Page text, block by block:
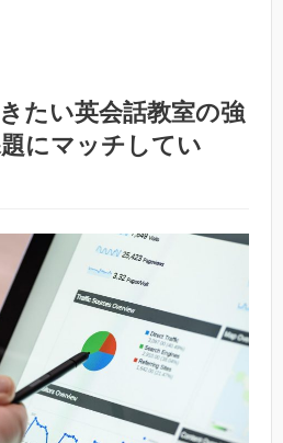
たい英会話教室の強
にマッチしてい